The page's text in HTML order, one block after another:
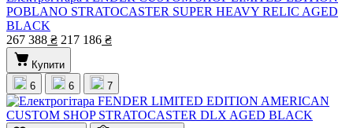
POBLANO STRATOCASTER SUPER HEAVY RELIC AGED
BLACK
267 388 ₴ 217 186 ₴
Купити
6
6 7